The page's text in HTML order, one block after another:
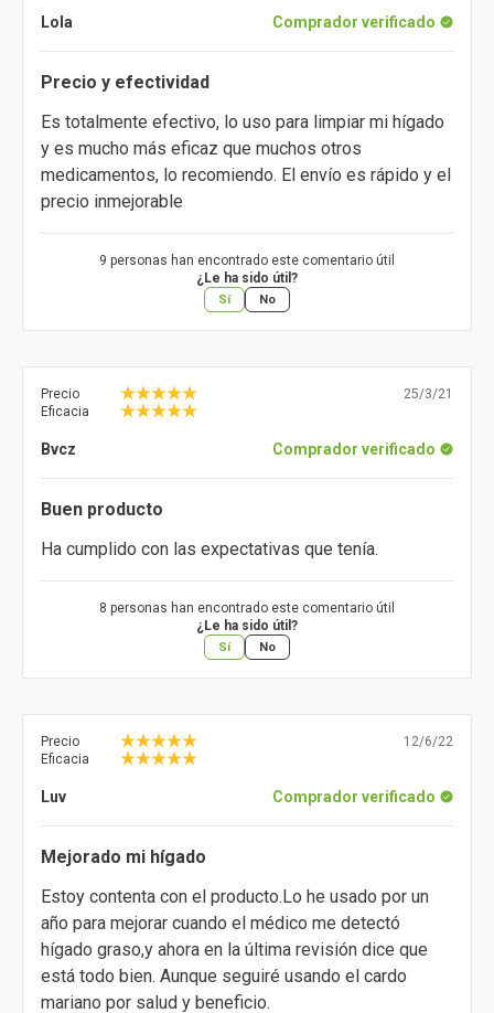
Lola Comprador verificado
Precio y efectividad
Es totalmente efectivo, lo uso para limpiar mi hígado
y es mucho más eficaz que muchos otros
medicamentos, lo recomiendo. El envío es rápido y el
precio inmejorable
9 personas han encontrado este comentario útil
¿Le ha sido útil?
Sí No
Precio
Eficacia
25/3/21
Bvcz Comprador verificado
Buen producto
Ha cumplido con las expectativas que tenía.
8 personas han encontrado este comentario útil
¿Le ha sido útil?
Sí No
Precio
Eficacia
12/6/22
Luv Comprador verificado
Mejorado mi hígado
Estoy contenta con el producto.Lo he usado por un
año para mejorar cuando el médico me detectó
hígado graso,y ahora en la última revisión dice que
está todo bien. Aunque seguiré usando el cardo
mariano por salud y beneficio.